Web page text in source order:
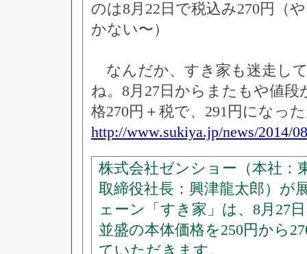
のは8月22日で税込み270円（
かない〜）
なんだか、すき家も迷走し
ね。8月27日からまたもや値段
格270円＋税で、291円になっ
http://www.sukiya.jp/news/2014/
株式会社ゼンショー（本社：
取締役社長：興津龍太郎）が
ェーン「すき家」は、8月27
並盛の本体価格を250円から
ていただきます。